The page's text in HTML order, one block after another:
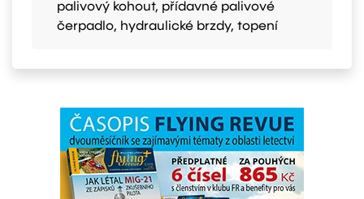
palivový kohout, přídavné palivové
čerpadlo, hydraulické brzdy, topení